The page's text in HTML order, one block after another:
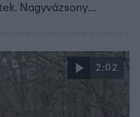
Nagyvázsony
2:02